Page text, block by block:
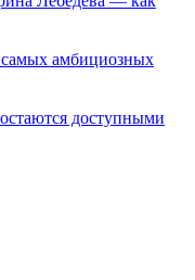
самых амбициозных
доступными